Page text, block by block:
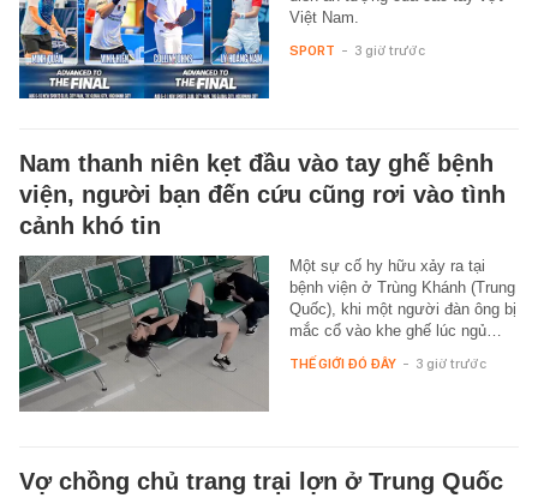
Việt Nam.
SPORT - 3 giờ trước
Nam thanh niên kẹt đầu vào tay ghế bệnh
viện, người bạn đến cứu cũng rơi vào tình
cảnh khó tin
Một sự cố hy hữu xảy ra tại
bệnh viện ở Trùng Khánh (Trung
Quốc), khi một người đàn ông bị
mắc cổ vào khe ghế lúc ngủ…
THẾ GIỚI ĐÓ ĐÂY - 3 giờ trước
Vợ chồng chủ trang trại lợn ở Trung Quốc